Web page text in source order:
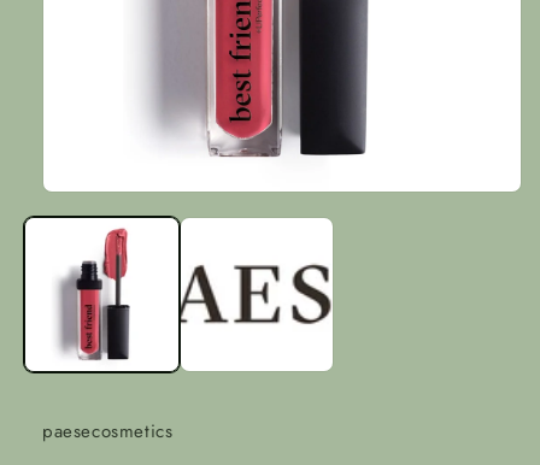
1
öffnen
paesecosmetics